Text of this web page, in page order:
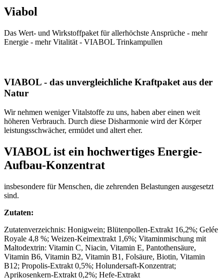
Viabol
Das Wert- und Wirkstoffpaket für allerhöchste Ansprüche - mehr
Energie - mehr Vitalität - VIABOL Trinkampullen
VIABOL - das unvergleichliche Kraftpaket aus der
Natur
Wir nehmen weniger Vitalstoffe zu uns, haben aber einen weit
höheren Verbrauch. Durch diese Disharmonie wird der Körper
leistungsschwächer, ermüdet und altert eher.
VIABOL ist ein hochwertiges Energie-
Aufbau-Konzentrat
insbesondere für Menschen, die zehrenden Belastungen ausgesetzt
sind.
Zutaten:
Zutatenverzeichnis: Honigwein; Blütenpollen-Extrakt 16,2%; Gelée
Royale 4,8 %; Weizen-Keimextrakt 1,6%; Vitaminmischung mit
Maltodextrin: Vitamin C, Niacin, Vitamin E, Pantothensäure,
Vitamin B6, Vitamin B2, Vitamin B1, Folsäure, Biotin, Vitamin
B12; Propolis-Extrakt 0,5%; Holundersaft-Konzentrat;
Aprikosenkern-Extrakt 0,2%; Hefe-Extrakt